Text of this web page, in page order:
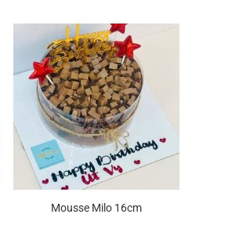
Mousse Milo 16cm